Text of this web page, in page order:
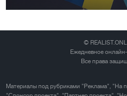
©
Ежедневное
Все права
Материалы под рубриками "Реклама", "На